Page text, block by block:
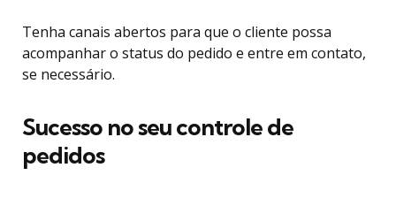
Tenha canais abertos para que o cliente possa
acompanhar o status do pedido e entre em contato,
se necessário.
Sucesso no seu controle de
pedidos